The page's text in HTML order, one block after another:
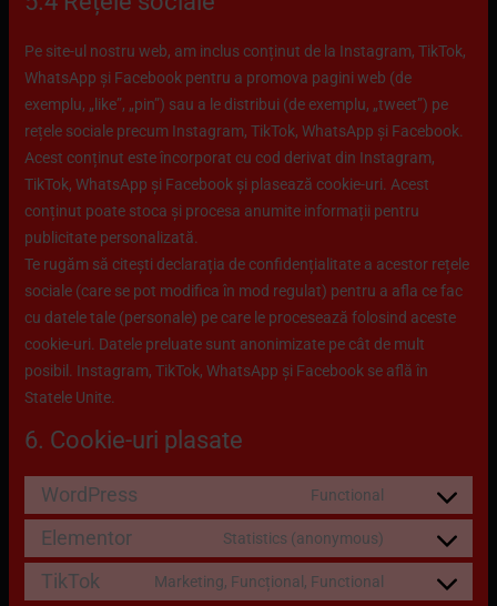
Pe site-ul nostru web, am inclus conținut de la Instagram, TikTok,
WhatsApp și Facebook pentru a promova pagini web (de
exemplu, „like”, „pin”) sau a le distribui (de exemplu, „tweet”) pe
rețele sociale precum Instagram, TikTok, WhatsApp și Facebook.
Acest conținut este încorporat cu cod derivat din Instagram,
TikTok, WhatsApp și Facebook și plasează cookie-uri. Acest
conținut poate stoca și procesa anumite informații pentru
publicitate personalizată.
Te rugăm să citești declarația de confidențialitate a acestor rețele
sociale (care se pot modifica în mod regulat) pentru a afla ce fac
cu datele tale (personale) pe care le procesează folosind aceste
cookie-uri. Datele preluate sunt anonimizate pe cât de mult
posibil. Instagram, TikTok, WhatsApp și Facebook se află în
Statele Unite.
6. Cookie-uri plasate
WordPress Functional
Elementor Statistics (anonymous)
TikTok Marketing, Funcțional, Functional